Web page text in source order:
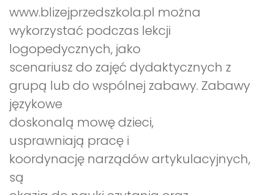
www.blizejprzedszkola.pl można
wykorzystać podczas lekcji
logopedycznych, jako
scenariusz do zajęć dydaktycznych z
grupą lub do wspólnej zabawy. Zabawy
językowe
doskonalą mowę dzieci,
usprawniają pracę i
koordynację narządów artykulacyjnych,
są